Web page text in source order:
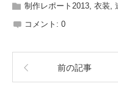
制作レポート2013 衣装
コメント: 0
前の記事